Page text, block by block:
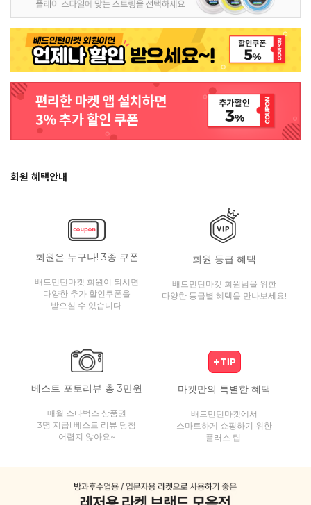
회원 혜택안내
회원은 누구나! 3종 쿠폰
배드민턴마켓 회원이 되시면
다양한 추가 할인쿠폰을
받으실 수 있습니다.
회원 등급 혜택
배드민턴마켓 회원님을 위한
다양한 등급별 혜택을 만나보세요!
베스트 포토리뷰 총 3만원
매월 스타벅스 상품권
3명 지급! 베스트 리뷰 당첨
어렵지 않아요~
마켓만의 특별한 혜택
배드민턴마켓에서
스마트하게 쇼핑하기 위한
플러스 팁!